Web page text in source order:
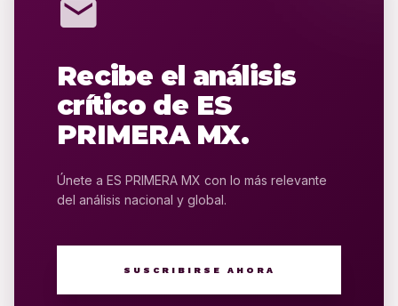
mail
Recibe el análisis
crítico de ES
PRIMERA MX.
Únete a ES PRIMERA MX con lo más relevante
del análisis nacional y global.
SUSCRIBIRSE AHORA